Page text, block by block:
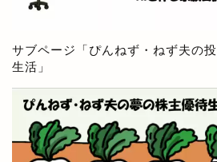
サブページ「ぴんねず・ねず夫の
生活 」